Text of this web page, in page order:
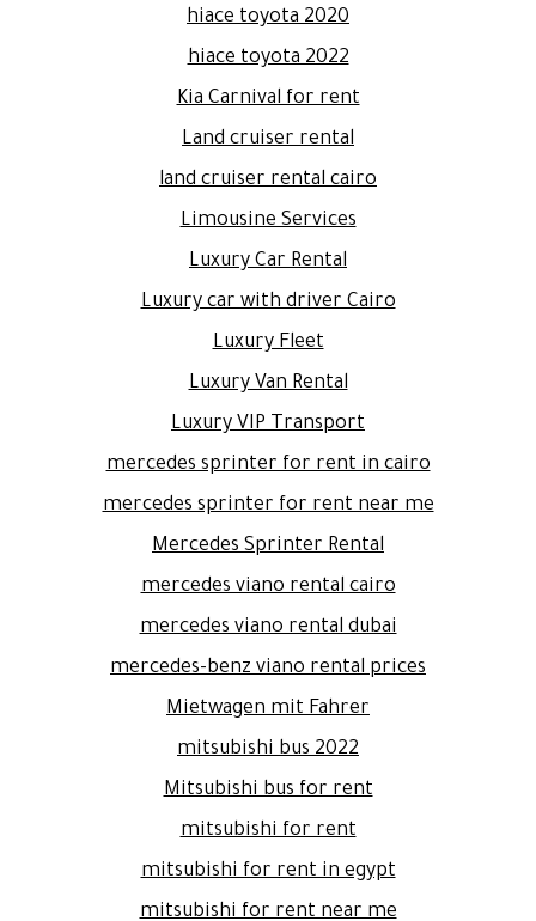
hiace toyota 2020
hiace toyota 2022
Kia Carnival for rent
Land cruiser rental
land cruiser rental cairo
Limousine Services
Luxury Car Rental
Luxury car with driver Cairo
Luxury Fleet
Luxury Van Rental
Luxury VIP Transport
mercedes sprinter for rent in cairo
mercedes sprinter for rent near me
Mercedes Sprinter Rental
mercedes viano rental cairo
mercedes viano rental dubai
mercedes-benz viano rental prices
Mietwagen mit Fahrer
mitsubishi bus 2022
Mitsubishi bus for rent
mitsubishi for rent
mitsubishi for rent in egypt
mitsubishi for rent near me